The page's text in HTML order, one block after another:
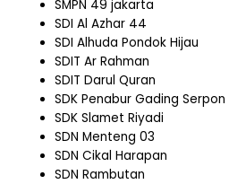
SMPN 49 jakarta
SDI Al Azhar 44
SDI Alhuda Pondok Hijau
SDIT Ar Rahman
SDIT Darul Quran
SDK Penabur Gading Serpon
SDK Slamet Riyadi
SDN Menteng 03
SDN Cikal Harapan
SDN Rambutan